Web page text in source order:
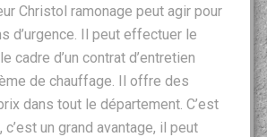
Christol ramonage peut agir pour
d’urgence. Il peut effectuer le
cadre d’un contrat d’entretien
de chauffage. Il offre des
dans tout le département. C’est
c’est un grand avantage, il peut